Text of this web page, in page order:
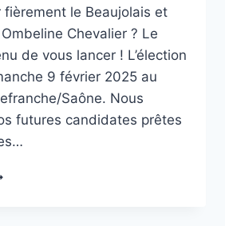
fièrement le Beaujolais et
Chevalier ? Le
de vous lancer ! L’élection
9 février 2025 au
Saône. Nous
futures candidates prêtes